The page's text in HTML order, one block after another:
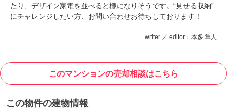
たり、デザイン家電を並べると様になりそうです。“見せる収納”
にチャレンジしたい方、お問い合わせお待ちしております！
writer ／ editor：本多 隼人
このマンションの売却相談はこちら
この物件の建物情報